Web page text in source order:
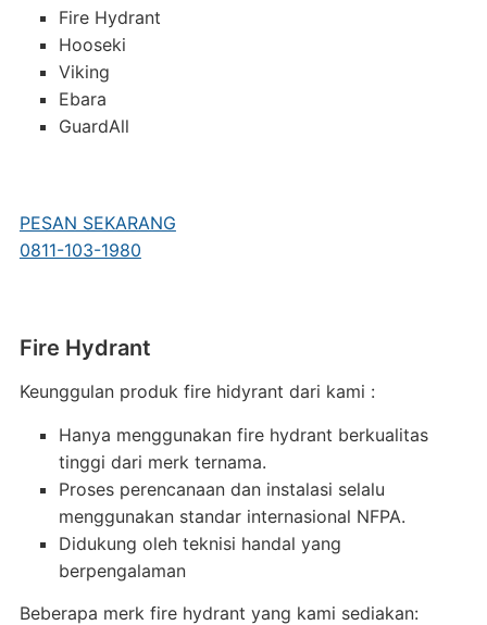
Fire Hydrant
Hooseki
Viking
Ebara
GuardAll
PESAN SEKARANG
0811-103-1980
Fire Hydrant
Keunggulan produk fire hidyrant dari kami :
Hanya menggunakan fire hydrant berkualitas
tinggi dari merk ternama.
Proses perencanaan dan instalasi selalu
menggunakan standar internasional NFPA.
Didukung oleh teknisi handal yang
berpengalaman
Beberapa merk fire hydrant yang kami sediakan: